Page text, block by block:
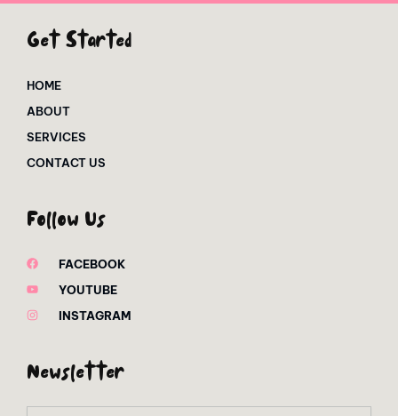
Get Started
HOME
ABOUT
SERVICES
CONTACT US
Follow Us
FACEBOOK
YOUTUBE
INSTAGRAM
Newsletter